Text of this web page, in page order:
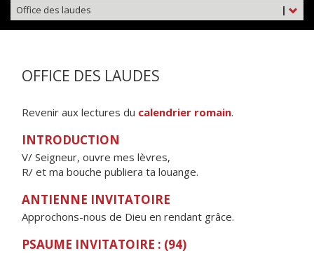
|
Office des laudes
OFFICE DES LAUDES
Revenir aux lectures du calendrier romain.
INTRODUCTION
V/ Seigneur, ouvre mes lèvres,
R/ et ma bouche publiera ta louange.
ANTIENNE INVITATOIRE
Approchons-nous de Dieu en rendant grâce.
PSAUME INVITATOIRE : (94)